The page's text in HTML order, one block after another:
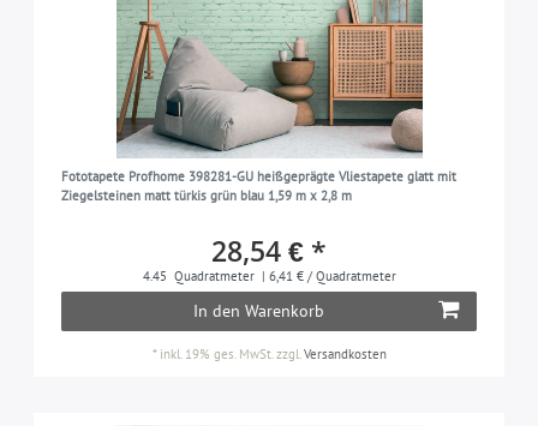
Fototapete Profhome 398281-GU heißgeprägte Vliestapete glatt mit
Ziegelsteinen matt türkis grün blau 1,59 m x 2,8 m
28,54 € *
4.45 Quadratmeter | 6,41 € / Quadratmeter
In den Warenkorb
* inkl. 19% ges. MwSt. zzgl. Versandkosten